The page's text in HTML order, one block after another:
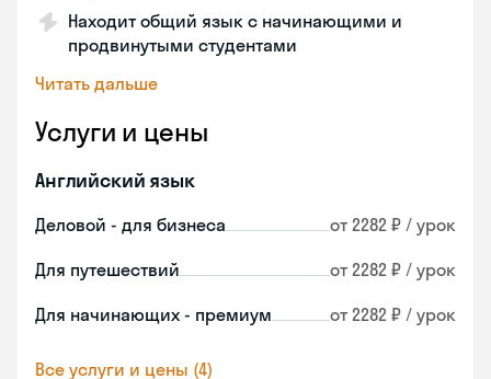
Находит общий язык с начинающими и
продвинутыми студентами
Читать дальше
Услуги и цены
Английский язык
Деловой - для бизнеса от 2282 ₽ / урок
Для путешествий от 2282 ₽ / урок
Для начинающих - премиум от 2282 ₽ / урок
Все услуги и цены (4)